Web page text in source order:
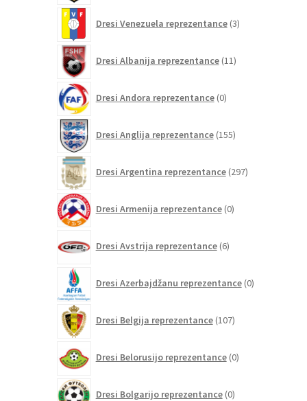
Dresi Venezuela reprezentance 3izdelki
Dresi Albanija reprezentance 11izdelkov
Dresi Andora reprezentance 0izdelkov
Dresi Anglija reprezentance 155izdelkov
Dresi Argentina reprezentance 297izdelkov
Dresi Armenija reprezentance 0izdelkov
Dresi Avstrija reprezentance 6izdelkov
Dresi Azerbajdžanu reprezentance 0izdelkov
Dresi Belgija reprezentance 107izdelkov
Dresi Belorusijo reprezentance 0izdelkov
Dresi Bolgarijo reprezentance 0